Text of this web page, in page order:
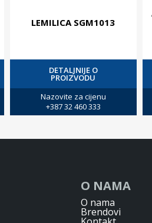
LEMILICA SGM1013
DETALJNIJE O
PROIZVODU
Nazovite za cijenu
+387 32 460 333
O NAMA
O nama
Brendovi